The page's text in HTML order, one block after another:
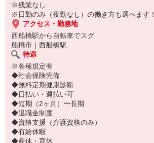
ご応募お待ちしております♪
※残業なし
※日勤のみ（夜勤なし）の働き方も選べます！
アクセス・勤務地
西船橋駅から自転車でスグ
船橋市｜西船橋駅
待遇
※各種規定有
◆社会保険完備
◆無料定期健康診断
◆日払い・週払い可
◆短期（2ヶ月）〜長期
◆退職金制度
◆資格支援（介護資格のみ）
◆有給休暇
◆産休・育休